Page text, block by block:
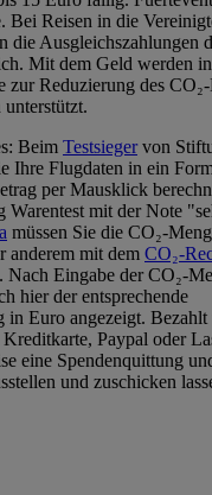
Bei Reisen in die
die Ausgleichszahlungen
Mit dem Geld werden
zur Reduzierung des
Beim Testsiegervon
Ihre Flugdaten in ein
per Mausklick
Warentest mit der Note
müssen Sie die CO₂-
anderem mit dem CO₂-
. Nach Eingabe der CO₂-
hier der entsprechende
in Euro angezeigt.
Paypal oder
eine Spendenquittung
und zuschicken